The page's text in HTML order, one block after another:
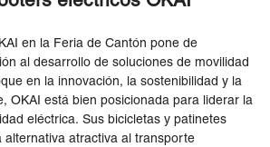
en la Feria de Cantón pone de
al desarrollo de soluciones de movilidad
en la innovación, la sostenibilidad y la
OKAI está bien posicionada para liderar la
eléctrica. Sus bicicletas y patinetes
alternativa atractiva al transporte